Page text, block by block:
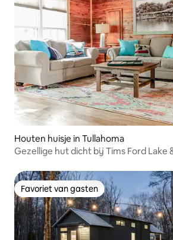
Houten huisje in Tullahoma
Gezellige hut dicht bij Tims Ford Lake
Favoriet van gasten
Favoriet van gasten